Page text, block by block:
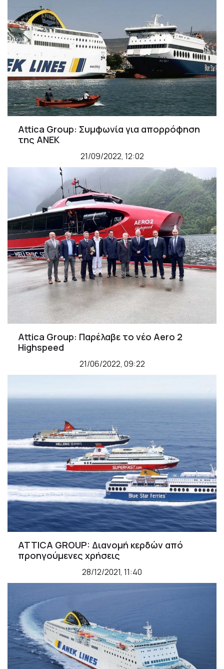
Attica Group: Συμφωνία για απορρόφηση
της ΑΝΕΚ
21/09/2022, 12:02
Attica Group: Παρέλαβε το νέο Aero 2
Highspeed
21/06/2022, 09:22
ATTICA GROUP: Διανομή κερδών από
προηγούμενες χρήσεις
28/12/2021, 11:40